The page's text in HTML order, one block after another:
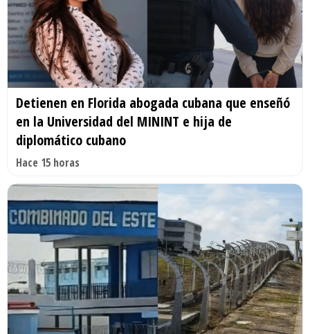
Detienen en Florida abogada cubana que enseñó
en la Universidad del MININT e hija de
diplomático cubano
Hace 15 horas